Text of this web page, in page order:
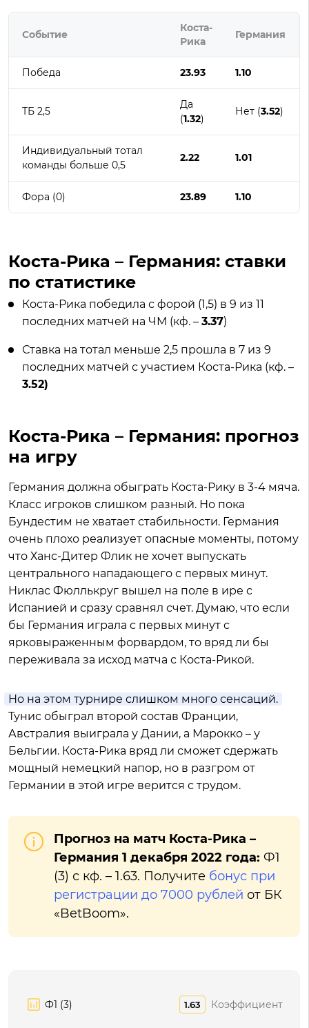
Событие
Коста-
Рика
Германия
Победа 23.93 1.10
ТБ 2,5
Да
(1.32)
Нет (3.52)
Индивидуальный тотал
команды больше 0,5
2.22 1.01
Фора (0) 23.89 1.10
Коста-Рика – Германия: ставки
по статистике
Коста-Рика победила с форой (1,5) в 9 из 11
последних матчей на ЧМ (кф. – 3.37)
Ставка на тотал меньше 2,5 прошла в 7 из 9
последних матчей с участием Коста-Рика (кф. –
3.52)
Коста-Рика – Германия: прогноз
на игру
Германия должна обыграть Коста-Рику в 3-4 мяча.
Класс игроков слишком разный. Но пока
Бундестим не хватает стабильности. Германия
очень плохо реализует опасные моменты, потому
что Ханс-Дитер Флик не хочет выпускать
центрального нападающего с первых минут.
Никлас Фюллькруг вышел на поле в ире с
Испанией и сразу сравнял счет. Думаю, что если
бы Германия играла с первых минут с
ярковыраженным форвардом, то вряд ли бы
переживала за исход матча с Коста-Рикой.
Но на этом турнире слишком много сенсаций.
Тунис обыграл второй состав Франции,
Австралия выиграла у Дании, а Марокко – у
Бельгии. Коста-Рика вряд ли сможет сдержать
мощный немецкий напор, но в разгром от
Германии в этой игре верится с трудом.
Прогноз на матч Коста-Рика –
Германия 1 декабря 2022 года: Ф1
(3) с кф. – 1.63. Получите бонус при
регистрации до 7000 рублей от БК
«BetBoom».
Ф1 (3) 1.63 Коэффициент